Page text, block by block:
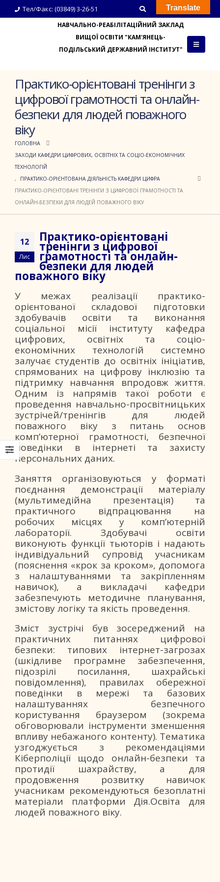
Тел/Факс: (03849) 3-26-51
НАВЧАЛЬНО-РЕАБІЛІТАЦІЙНИЙ ЗАКЛАД
ВИЩОЇ ОСВІТИ "КАМ'ЯНЕЦЬ-
ПОДІЛЬСЬКИЙ ДЕРЖАВНИЙ ІНСТИТУТ"
Практико-орієнтовані тренінги з
цифрової грамотності та онлайн-
безпеки для людей поважного
віку
ГОЛОВНА
ЗАХОДИ КАФЕДРИ ЦИФРОВИХ, ОСВІТНІХ ТА СОЦІО-ЕКОНОМІЧНИХ
ТЕХНОЛОГІЙ
,
ПРАКТИКО-ОРІЄНТОВАНА ДІЯЛЬНІСТЬ КАФЕДРИ ЦИФРА
ПРАКТИКО-ОРІЄНТОВАНІ ТРЕНІНГИ З ЦИФРОВОЇ ГРАМОТНОСТІ ТА
ОНЛАЙН-БЕЗПЕКИ ДЛЯ ЛЮДЕЙ ПОВАЖНОГО ВІКУ
12
Лис
Практико-орієнтовані
тренінги з цифрової
грамотності та онлайн-
безпеки для людей
поважного віку
У межах реалізації практико-
орієнтованої складової підготовки
здобувачів освіти та виконання
соціальної місії інституту кафедра
цифрових, освітніх та соціо-
економічних технологій системно
залучає студентів до освітніх ініціатив,
спрямованих на цифрову інклюзію та
підтримку навчання впродовж життя.
Одним із напрямів такої роботи є
проведення навчально-просвітницьких
зустрічей/тренінгів для людей
поважного віку з питань основ
комп’ютерної грамотності, безпечної
поведінки в інтернеті та захисту
персональних даних.
Заняття організовуються у форматі
поєднання демонстрації матеріалу
(мультимедійна презентація) та
практичного відпрацювання на
робочих місцях у комп’ютерній
лабораторії. Здобувачі освіти
виконують функції тьюторів і надають
індивідуальний супровід учасникам
(пояснення «крок за кроком», допомога
з налаштуваннями та закріпленням
навичок), а викладачі кафедри
забезпечують методичне планування,
змістову логіку та якість проведення.
Зміст зустрічі був зосереджений на
практичних питаннях цифрової
безпеки: типових інтернет-загрозах
(шкідливе програмне забезпечення,
підозрілі посилання, шахрайські
повідомлення), правилах обережної
поведінки в мережі та базових
налаштуваннях безпечного
користування браузером (зокрема
обговорювали інструменти зменшення
впливу небажаного контенту). Тематика
узгоджується з рекомендаціями
Кіберполіції щодо онлайн-безпеки та
протидії шахрайству, а для
продовження розвитку навичок
учасникам рекомендуються безоплатні
матеріали платформи Дія.Освіта для
людей поважного віку.
Translate